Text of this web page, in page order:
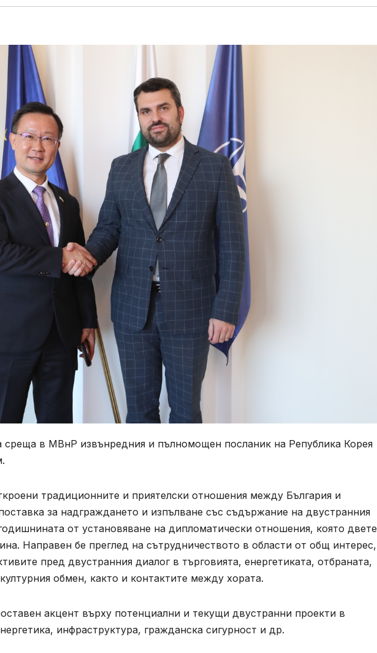
среща в МВнР извънредния и пълномощен посланик на Република Корея
традиционните и приятелски отношения между България и
за надграждането и изпълване със съдържание на двустранния
от установяване на дипломатически отношения, която двете
Направен бе преглед на сътрудничеството в области от общ интерес,
пред двустранния диалог в търговията, енергетиката, отбраната,
обмен, както и контактите между хората.
акцент върху потенциални и текущи двустранни проекти в
инфраструктура, гражданска сигурност и др.